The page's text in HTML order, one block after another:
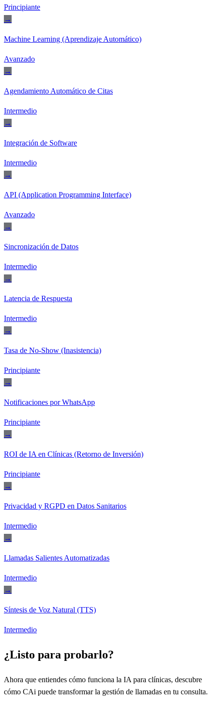
Principiante
→
Machine Learning (Aprendizaje Automático)
Avanzado
→
Agendamiento Automático de Citas
Intermedio
→
Integración de Software
Intermedio
→
API (Application Programming Interface)
Avanzado
→
Sincronización de Datos
Intermedio
→
Latencia de Respuesta
Intermedio
→
Tasa de No-Show (Inasistencia)
Principiante
→
Notificaciones por WhatsApp
Principiante
→
ROI de IA en Clínicas (Retorno de Inversión)
Principiante
→
Privacidad y RGPD en Datos Sanitarios
Intermedio
→
Llamadas Salientes Automatizadas
Intermedio
→
Síntesis de Voz Natural (TTS)
Intermedio
¿Listo para probarlo?
Ahora que entiendes cómo funciona la IA para clínicas, descubre
cómo CAi puede transformar la gestión de llamadas en tu consulta.